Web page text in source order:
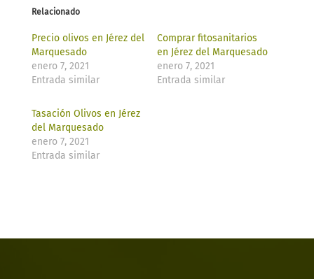
Relacionado
Precio olivos en Jérez del
Marquesado
enero 7, 2021
Entrada similar
Comprar fitosanitarios
en Jérez del Marquesado
enero 7, 2021
Entrada similar
Tasación Olivos en Jérez
del Marquesado
enero 7, 2021
Entrada similar